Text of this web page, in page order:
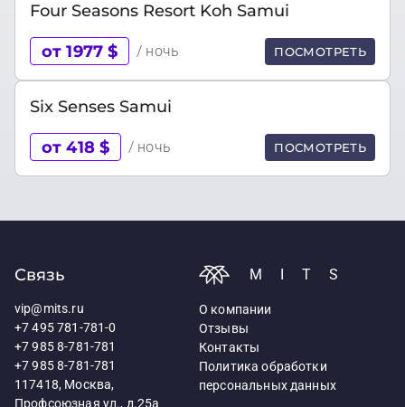
Four Seasons Resort Koh Samui
от 1977 $ / ночь ПОСМОТРЕТЬ
Six Senses Samui
от 418 $ / ночь ПОСМОТРЕТЬ
Связь
vip@mits.ru
+7 495 781-781-0
+7 985 8-781-781
+7 985 8-781-781
117418, Москва,
Профсоюзная ул., д.25а
MITS
О компании
Отзывы
Контакты
Политика обработки
персональных данных